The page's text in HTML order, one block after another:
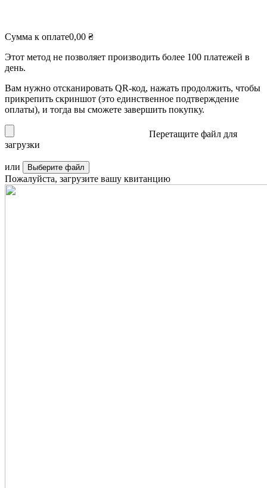
Сумма к оплате0,00 ₴
Этот метод не позволяет производить более 100 платежей в
день.
Вам нужно отсканировать QR-код, нажать продолжить, чтобы
прикрепить скриншот (это единственное подтверждение
оплаты), и тогда вы сможете завершить покупку.
Перетащите файл для
загрузки
или Выберите файл
Пожалуйста, загрузите вашу квитанцию